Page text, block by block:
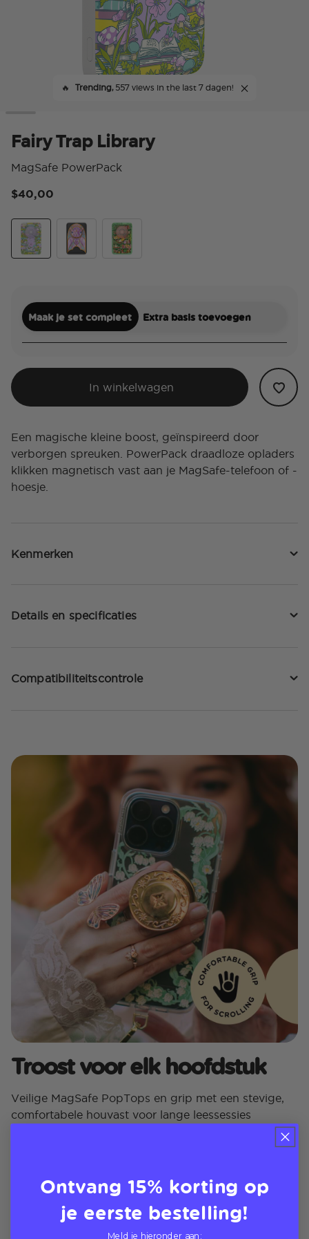
🔥 Trending,557 views in the last 7 dagen!
Fairy Trap Library
MagSafe PowerPack
$40,00
Maak je set compleet Extra basis toevoegen
In winkelwagen
Een magische kleine boost, geïnspireerd door
verborgen spreuken. PowerPack draadloze opladers
klikken magnetisch vast aan je MagSafe-telefoon of -
hoesje.
Kenmerken
Details en specificaties
Compatibiliteitscontrole
Troost voor elk hoofdstuk
Veilige MagSafe PopTops en grip met een stevige,
comfortabele houvast voor lange leessessies
Ontvang 15% korting op
je eerste bestelling!
Meld je hieronder aan: